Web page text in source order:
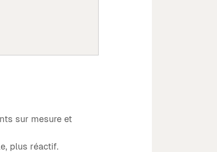
sur mesure et
plus réactif.